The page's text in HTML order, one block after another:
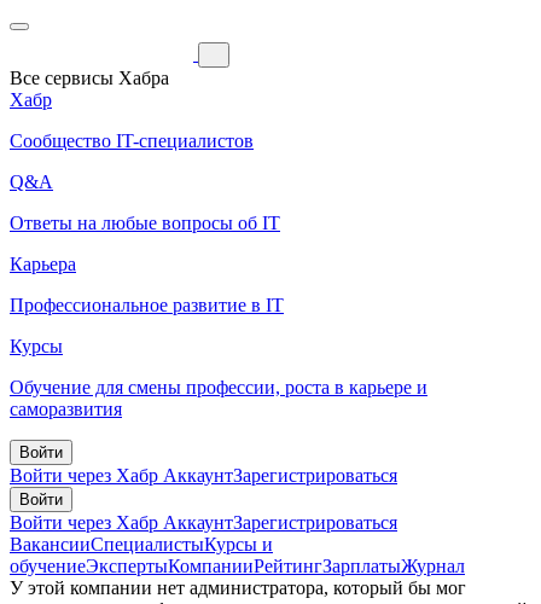
Все сервисы Хабра
Хабр
Сообщество IT-специалистов
Q&A
Ответы на любые вопросы об IT
Карьера
Профессиональное развитие в IT
Курсы
Обучение для смены профессии, роста в карьере и
саморазвития
Войти
Войти через Хабр АккаунтЗарегистрироваться
Войти
Войти через Хабр АккаунтЗарегистрироваться
ВакансииСпециалистыКурсы и
обучениеЭкспертыКомпанииРейтингЗарплатыЖурнал
У этой компании нет администратора, который бы мог